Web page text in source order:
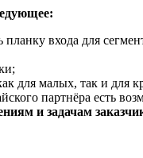
входа для
для малых, так и для
партнёра есть
и задачам